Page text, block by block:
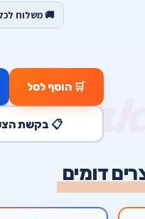
🚚 משלוח
🛒 הוסף לסל
📋 בקשת
דומים